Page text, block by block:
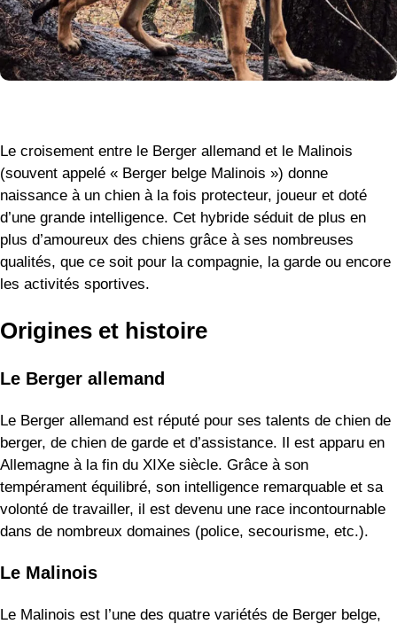
Le croisement entre le Berger allemand et le Malinois
(souvent appelé « Berger belge Malinois ») donne
naissance à un chien à la fois protecteur, joueur et doté
d’une grande intelligence. Cet hybride séduit de plus en
plus d’amoureux des chiens grâce à ses nombreuses
qualités, que ce soit pour la compagnie, la garde ou encore
les activités sportives.
Origines et histoire
Le Berger allemand
Le Berger allemand est réputé pour ses talents de chien de
berger, de chien de garde et d’assistance. Il est apparu en
Allemagne à la fin du XIXe siècle. Grâce à son
tempérament équilibré, son intelligence remarquable et sa
volonté de travailler, il est devenu une race incontournable
dans de nombreux domaines (police, secourisme, etc.).
Le Malinois
Le Malinois est l’une des quatre variétés de Berger belge,